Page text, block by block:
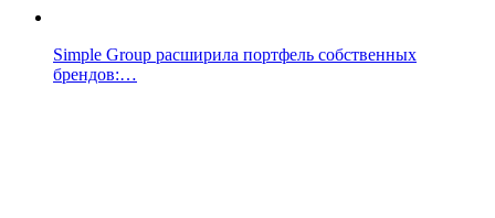
Simple Group расширила портфель собственных
брендов:…